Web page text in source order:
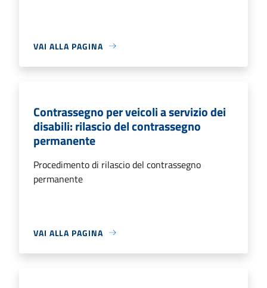
VAI ALLA PAGINA
Contrassegno per veicoli a servizio dei
disabili: rilascio del contrassegno
permanente
Procedimento di rilascio del contrassegno
permanente
VAI ALLA PAGINA